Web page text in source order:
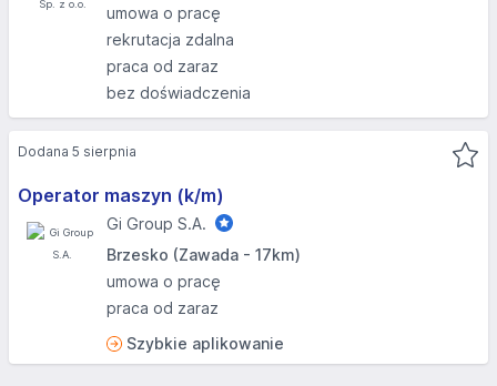
umowa o pracę
rekrutacja zdalna
praca od zaraz
bez doświadczenia
Operator maszyn (k/m)
Gi Group S.A.
Brzesko (Zawada - 17km)
umowa o pracę
praca od zaraz
Szybkie aplikowanie
Dodana 5 sierpnia